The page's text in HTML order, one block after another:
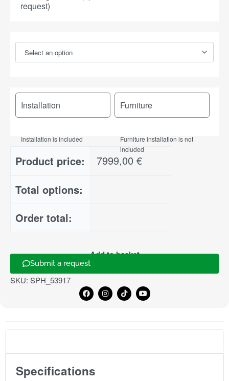
request)
Installation
Installation is included
Furniture
Furniture installation is not
included
Product price: 7999,00€
Total options:
Order total:
Add to basket
Submit a request
SKU: SPH_53917
Specifications